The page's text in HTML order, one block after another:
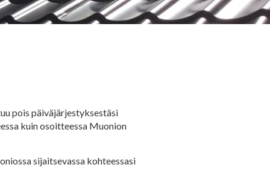
pois päiväjärjestyksestäsi
kuin osoitteessa Muonion
sijaitsevassa kohteessasi